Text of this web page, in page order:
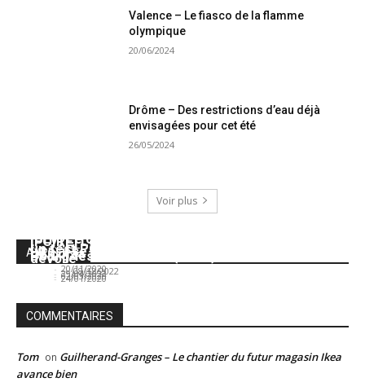
Valence – Le fiasco de la flamme
olympique
20/06/2024
Drôme – Des restrictions d’eau déjà
envisagées pour cet été
26/05/2024
Voir plus
A (RE)LIRE
un test PCR
José - 20/11/2020
Ivre, il se marie avec un Big Mac
José IA - 08/12/2022
Le colza : sauveur du prix de l’essence ?
- 29/04/2022
[BLV] Le chantier de la nouvelle passerelle de
Bourg-les-Valence va (enfin) débuter
- 02/03/2020
[FOIRE] Le deuxième invité de marque enfin
dévoilé
- 24/01/2020
COMMENTAIRES
Tom on Guilherand-Granges – Le chantier du futur magasin Ikea
avance bien